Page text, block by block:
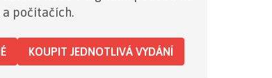
počítačích.
KOUPIT JEDNOTLIVÁ VYDÁNÍ